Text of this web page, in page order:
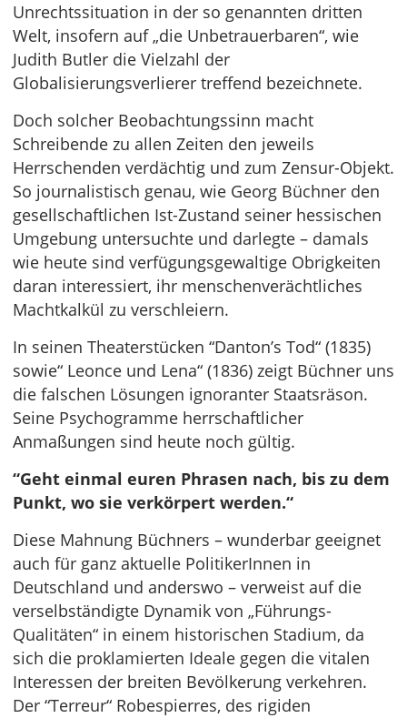
Unrechtssituation in der so genannten dritten
Welt, insofern auf „die Unbetrauerbaren“, wie
Judith Butler die Vielzahl der
Globalisierungsverlierer treffend bezeichnete.
Doch solcher Beobachtungssinn macht
Schreibende zu allen Zeiten den jeweils
Herrschenden verdächtig und zum Zensur-Objekt.
So journalistisch genau, wie Georg Büchner den
gesellschaftlichen Ist-Zustand seiner hessischen
Umgebung untersuchte und darlegte – damals
wie heute sind verfügungsgewaltige Obrigkeiten
daran interessiert, ihr menschenverächtliches
Machtkalkül zu verschleiern.
In seinen Theaterstücken “Danton’s Tod“ (1835)
sowie“ Leonce und Lena“ (1836) zeigt Büchner uns
die falschen Lösungen ignoranter Staatsräson.
Seine Psychogramme herrschaftlicher
Anmaßungen sind heute noch gültig.
“Geht einmal euren Phrasen nach, bis zu dem
Punkt, wo sie verkörpert werden.“
Diese Mahnung Büchners – wunderbar geeignet
auch für ganz aktuelle PolitikerInnen in
Deutschland und anderswo – verweist auf die
verselbständigte Dynamik von „Führungs-
Qualitäten“ in einem historischen Stadium, da
sich die proklamierten Ideale gegen die vitalen
Interessen der breiten Bevölkerung verkehren.
Der “Terreur“ Robespierres, des rigiden